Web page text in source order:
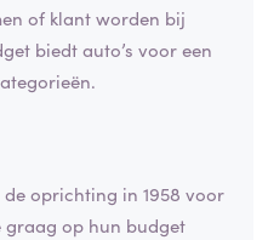
of klant worden bij
biedt auto’s voor een
oprichting in 1958 voor
op hun budget